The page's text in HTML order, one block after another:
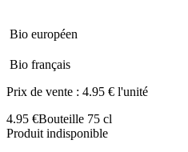
Bio européen
Bio français
Prix de vente : 4.95 € l'unité
4.95 €Bouteille 75 cl
Produit indisponible